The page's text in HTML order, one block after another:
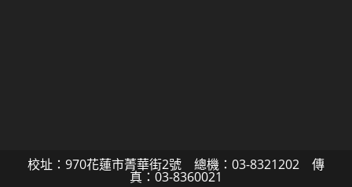
校址：970花蓮市菁華街2號 總機：03-8321202 傳
真：03-8360021